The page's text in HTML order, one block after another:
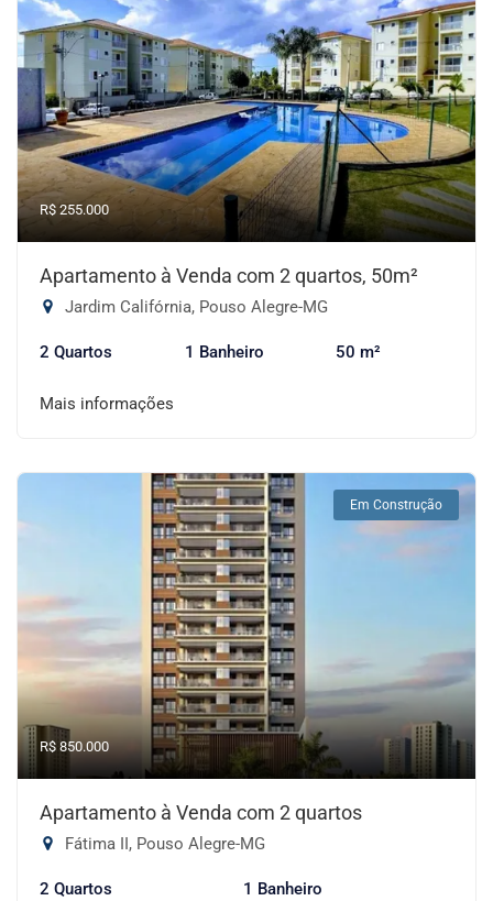
R$ 255.000
Apartamento à Venda com 2 quartos, 50m²
Jardim Califórnia, Pouso Alegre-MG
2 Quartos 1 Banheiro 50 m²
Mais informações
Em Construção
R$ 850.000
Apartamento à Venda com 2 quartos
Fátima II, Pouso Alegre-MG
2 Quartos 1 Banheiro